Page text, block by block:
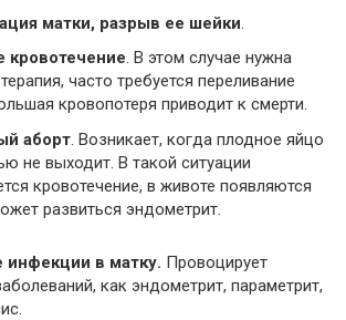
матки, разрыв ее шейки.
кровотечение. В этом случае нужна
часто требуется переливание
кровопотеря приводит к смерти.
аборт. Возникает, когда плодное яйцо
не выходит. В такой ситуации
кровотечение, в животе появляются
развиться эндометрит.
инфекции в матку. Провоцирует
как эндометрит, параметрит,